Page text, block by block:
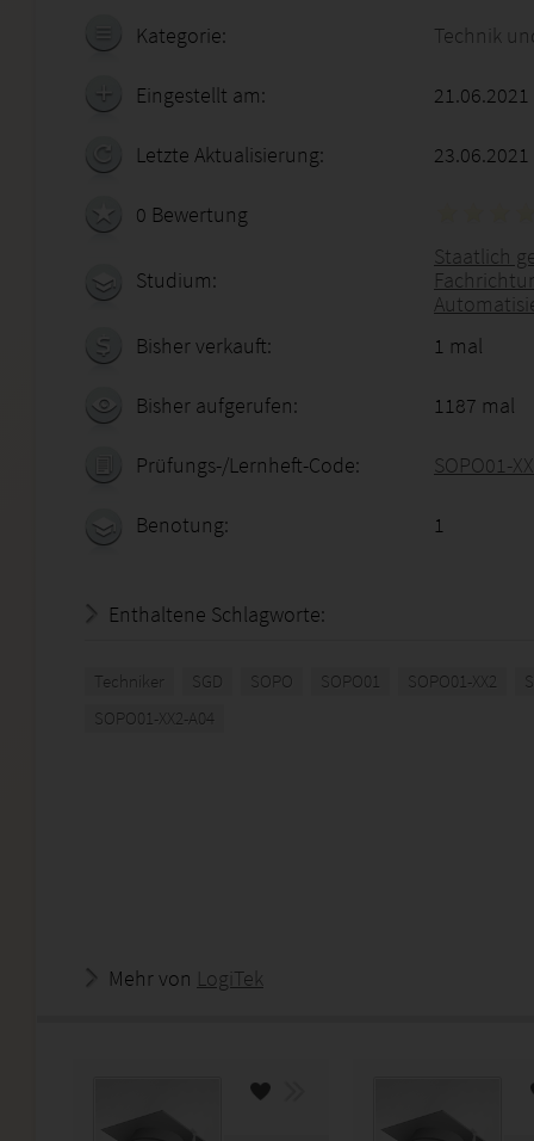
Kategorie: Technik
Eingestellt am:
Letzte Aktualisierung: 23.06.2021
0 Bewertung
Studium:
Staatlich
Bisher verkauft:
1 mal
Bisher aufgerufen: 1187 mal
Prüfungs-/Lernheft-Code: SOPO01-
Benotung: 1
Enthaltene Schlagworte:
Techniker SGD SOPO SOPO01 SOPO01-XX2
SOPO01-XX2-A04
Mehr von LogiTek